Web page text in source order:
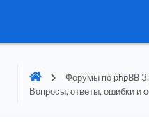
Форумы по phpBB
Вопросы, ответы, ошибки и